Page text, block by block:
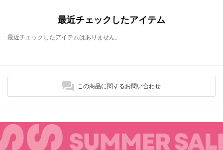
最近チェックしたアイテム
最近チェックしたアイテムはありません。
この商品に関するお問い合わせ